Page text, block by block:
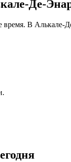
Де-
В